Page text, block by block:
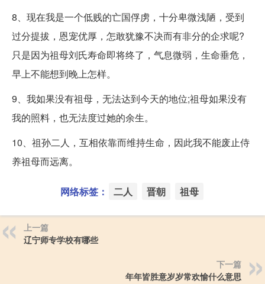
8、现在我是一个低贱的亡国俘虏，十分卑微浅陋，受到
过分提拔，恩宠优厚，怎敢犹豫不决而有非分的企求呢?
只是因为祖母刘氏寿命即将终了，气息微弱，生命垂危，
早上不能想到晚上怎样。
9、我如果没有祖母，无法达到今天的地位;祖母如果没有
我的照料，也无法度过她的余生。
10、祖孙二人，互相依靠而维持生命，因此我不能废止侍
养祖母而远离。
网络标签： 二人 晋朝 祖母
上一篇
辽宁师专学校有哪些
下一篇
年年皆胜意岁岁常欢愉什么意思